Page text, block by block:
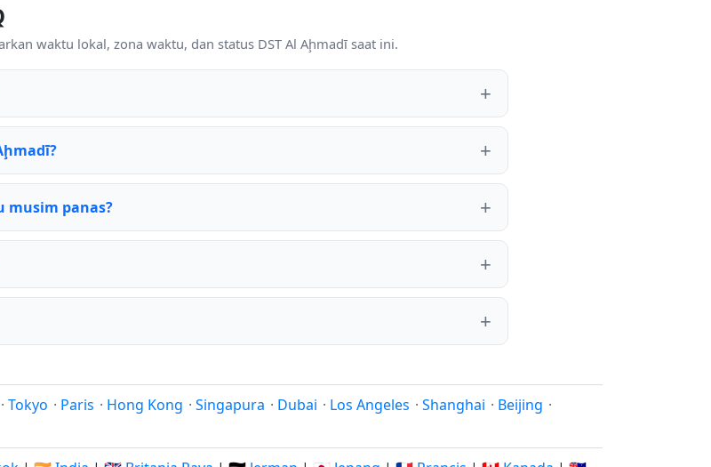
waktu lokal, zona waktu, dan status DST Al Aḩmadī saat ini.
musim panas?
· Tokyo · Paris · Hong Kong · Singapura · Dubai · Los Angeles · Shanghai · Beijing ·